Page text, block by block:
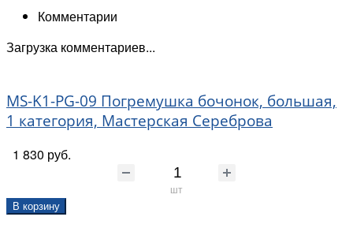
Комментарии
Загрузка комментариев...
MS-K1-PG-09 Погремушка бочонок, большая,
1 категория, Мастерская Сереброва
1 830 руб.
шт
В корзину